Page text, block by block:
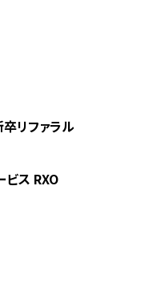
リファラル
ビス RXO